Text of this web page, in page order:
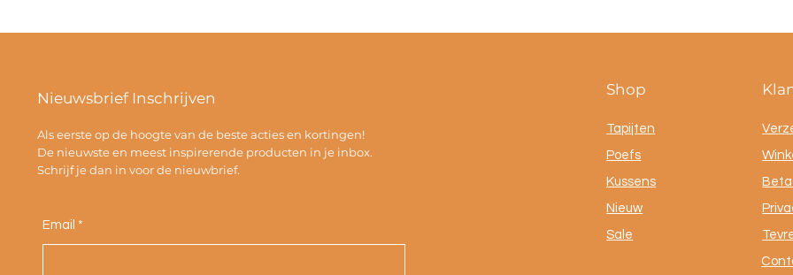
Nieuwsbrief Inschrijven
Als eerste op de hoogte van de beste acties en kortingen!
De nieuwste en meest inspirerende producten in je inbox.
Schrijf je dan in voor de nieuwbrief.
Email
Shop
Tapijten
Poefs
Kussens
Nieuw
Sale